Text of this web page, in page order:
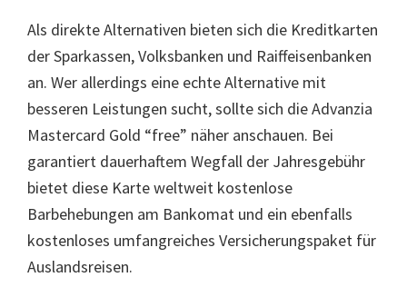
Als direkte Alternativen bieten sich die Kreditkarten
der Sparkassen, Volksbanken und Raiffeisenbanken
an. Wer allerdings eine echte Alternative mit
besseren Leistungen sucht, sollte sich die Advanzia
Mastercard Gold “free” näher anschauen. Bei
garantiert dauerhaftem Wegfall der Jahresgebühr
bietet diese Karte weltweit kostenlose
Barbehebungen am Bankomat und ein ebenfalls
kostenloses umfangreiches Versicherungspaket für
Auslandsreisen.